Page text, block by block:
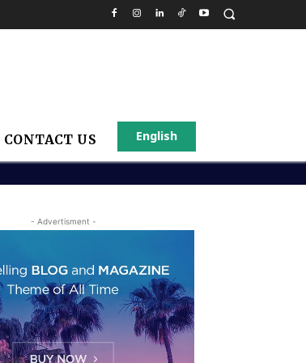
CONTACT US English
- Advertisment -